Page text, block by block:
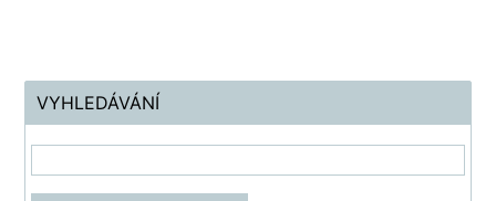
VYHLEDÁVÁNÍ